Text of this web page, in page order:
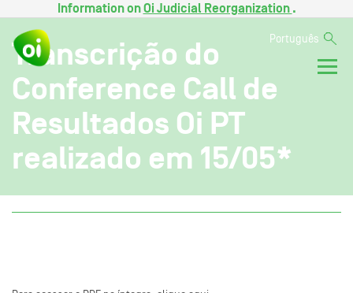
Information onOi Judicial Reorganization .
Português
Transcrição do
Conference Call de
Resultados Oi PT
realizado em 15/05*